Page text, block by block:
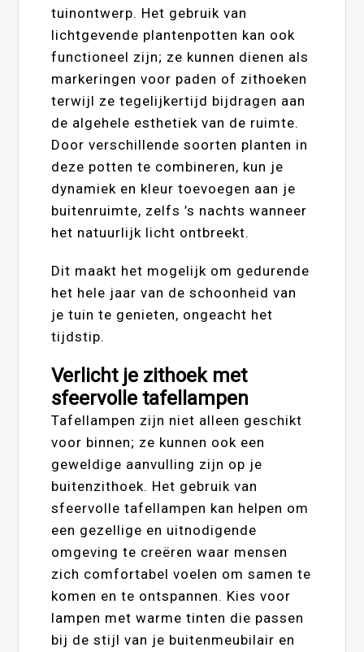
tuinontwerp. Het gebruik van
lichtgevende plantenpotten kan ook
functioneel zijn; ze kunnen dienen als
markeringen voor paden of zithoeken
terwijl ze tegelijkertijd bijdragen aan
de algehele esthetiek van de ruimte.
Door verschillende soorten planten in
deze potten te combineren, kun je
dynamiek en kleur toevoegen aan je
buitenruimte, zelfs ’s nachts wanneer
het natuurlijk licht ontbreekt.
Dit maakt het mogelijk om gedurende
het hele jaar van de schoonheid van
je tuin te genieten, ongeacht het
tijdstip.
Verlicht je zithoek met
sfeervolle tafellampen
Tafellampen zijn niet alleen geschikt
voor binnen; ze kunnen ook een
geweldige aanvulling zijn op je
buitenzithoek. Het gebruik van
sfeervolle tafellampen kan helpen om
een gezellige en uitnodigende
omgeving te creëren waar mensen
zich comfortabel voelen om samen te
komen en te ontspannen. Kies voor
lampen met warme tinten die passen
bij de stijl van je buitenmeubilair en